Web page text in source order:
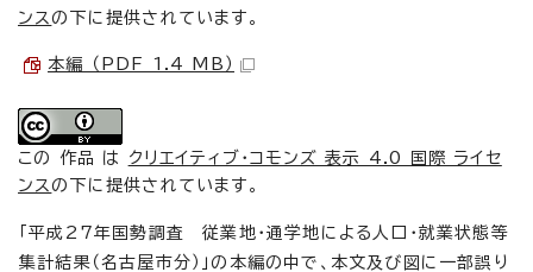
ンスの下に提供されています。
本編 （PDF 1.4 MB）
この 作品 は クリエイティブ・コモンズ 表示 4.0 国際 ライセ
ンスの下に提供されています。
「平成27年国勢調査 従業地・通学地による人口・就業状態等
集計結果（名古屋市分）」の本編の中で、本文及び図に一部誤り